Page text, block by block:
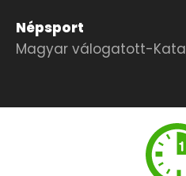
Népsport
Magyar válogatott-